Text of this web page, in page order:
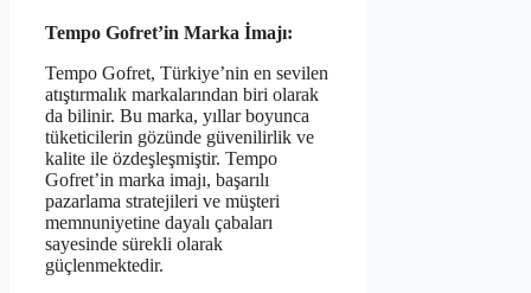
Tempo Gofret’in Marka İmajı:
Tempo Gofret, Türkiye’nin en sevilen
atıştırmalık markalarından biri olarak
da bilinir. Bu marka, yıllar boyunca
tüketicilerin gözünde güvenilirlik ve
kalite ile özdeşleşmiştir. Tempo
Gofret’in marka imajı, başarılı
pazarlama stratejileri ve müşteri
memnuniyetine dayalı çabaları
sayesinde sürekli olarak
güçlenmektedir.